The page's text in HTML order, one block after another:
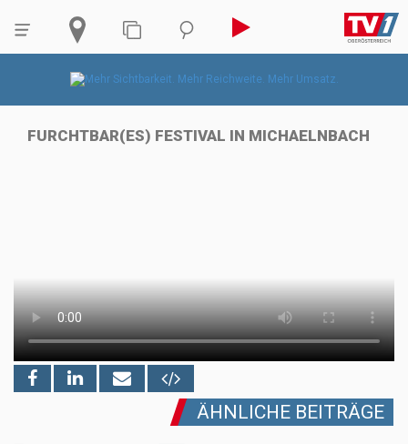
FURCHTBAR(ES) FESTIVAL IN MICHAELNBACH
ÄHNLICHE BEITRÄGE